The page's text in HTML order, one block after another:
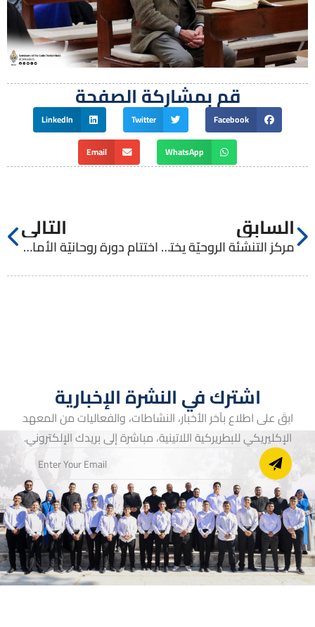
قم بمشاركة الصفحة
Facebook
Twitter
LinkedIn
WhatsApp
Email
السابق
مركز التنشئة الروحيّة يختتم دورة أخلاقيات العائلة
التالي
اختتام دورة روحانيّة الأماكن المقدّسة في مركز التنشئة الروحيّة
اشترك في النشرة الإخبارية
ابقَ على اطلاع بآخر الأخبار، النشاطات، والفعاليات من المعهد
الإكليريكي للبطريركية اللاتينية، مباشرة إلى بريدك الإلكتروني.